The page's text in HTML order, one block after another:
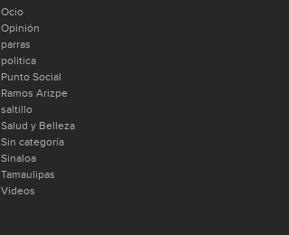
Ocio
Opinión
parras
politica
Punto Social
Ramos Arizpe
saltillo
Salud y Belleza
Sin categoría
Sinaloa
Tamaulipas
Videos